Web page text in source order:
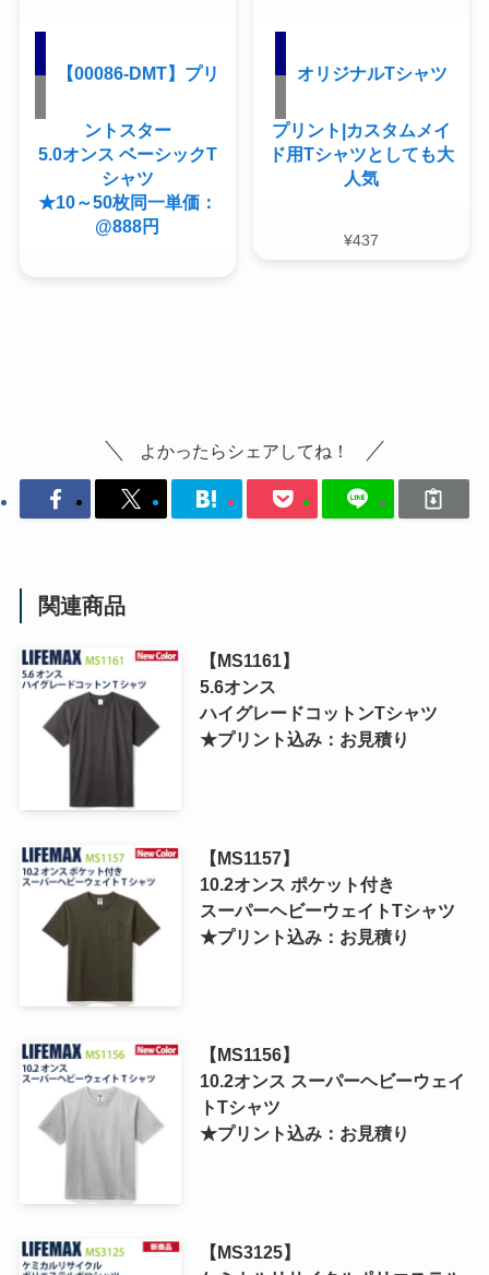
【00086-DMT】プリ
ントスター
5.0オンス ベーシックT
シャツ
★10～50枚同一単価：
@888円
オリジナルTシャツ
プリント|カスタムメイ
ド用Tシャツとしても大
人気
¥437
よかったらシェアしてね！
関連商品
【MS1161】
5.6オンス
ハイグレードコットンTシャツ
★プリント込み：お見積り
【MS1157】
10.2オンス ポケット付き
スーパーヘビーウェイトTシャツ
★プリント込み：お見積り
【MS1156】
10.2オンス スーパーヘビーウェイ
トTシャツ
★プリント込み：お見積り
【MS3125】